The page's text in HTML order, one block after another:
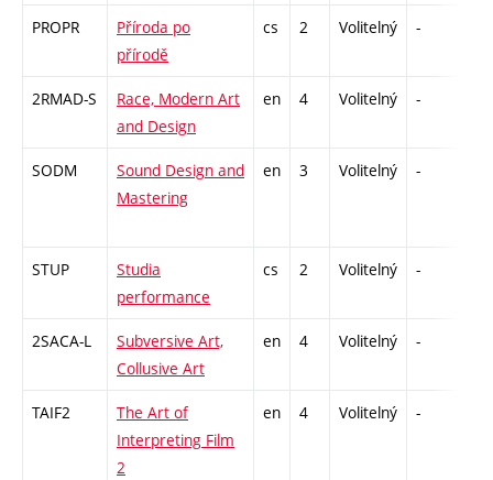
PROPR
Příroda po
přírodě
cs 2 Volitelný -
2RMAD-S
Race, Modern Art
and Design
en 4 Volitelný -
SODM
Sound Design and
Mastering
en 3 Volitelný -
STUP
Studia
performance
cs 2 Volitelný -
2SACA-L
Subversive Art,
Collusive Art
en 4 Volitelný -
TAIF2
The Art of
Interpreting Film
2
en 4 Volitelný -